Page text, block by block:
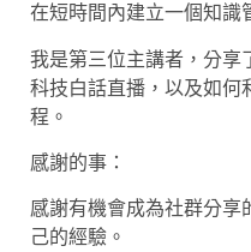
在短時間內建立一個知識
我是第三位主講者，分享
科技白話直播，以及如
程。
感謝的事：
感謝有機會成為社群分享
己的經驗。